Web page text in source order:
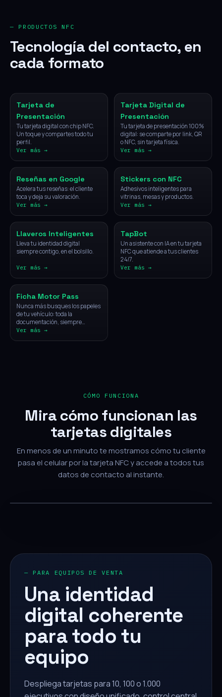
— PRODUCTOS NFC
Tecnología del contacto, en
cada formato
Tarjeta de
Presentación
Tu tarjeta digital con chip NFC.
Un toque y compartes todo tu
perfil.
Ver más →
Tarjeta Digital de
Presentación
Tu tarjeta de presentación 100%
digital: se comparte por link, QR
o NFC, sin tarjeta física.
Ver más →
NFC
Reseñas en Google
Acelera tus reseñas: el cliente
toca y deja su valoración.
Ver más →
NFC
Stickers con NFC
Adhesivos inteligentes para
vitrinas, mesas y productos.
Ver más →
NFC
Llaveros Inteligentes
Lleva tu identidad digital
siempre contigo, en el bolsillo.
Ver más →
IA
TapBot
Un asistente con IA en tu tarjeta
NFC que atiende a tus clientes
24/7.
Ver más →
Vehículos
Ficha Motor Pass
Nunca más busques los papeles
de tu vehículo: toda la
documentación, siempre
disponible con un solo toque.
Ver más →
CÓMO FUNCIONA
Mira cómo funcionan las
tarjetas digitales
En menos de un minuto te mostramos cómo tu cliente
pasa el celular por la tarjeta NFC y accede a todos tus
datos de contacto al instante.
— PARA EQUIPOS DE VENTA
Una identidad
digital coherente
para todo tu
equipo
Despliega tarjetas para 10, 100 o 1.000